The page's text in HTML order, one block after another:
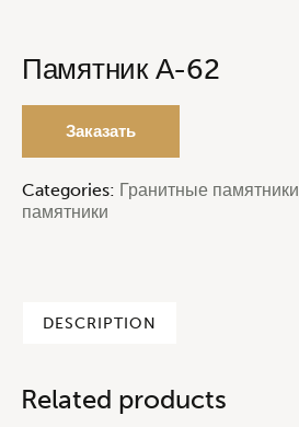
Памятник А-62
Заказать
Categories: Гранитные памятники
памятники
DESCRIPTION
Related products